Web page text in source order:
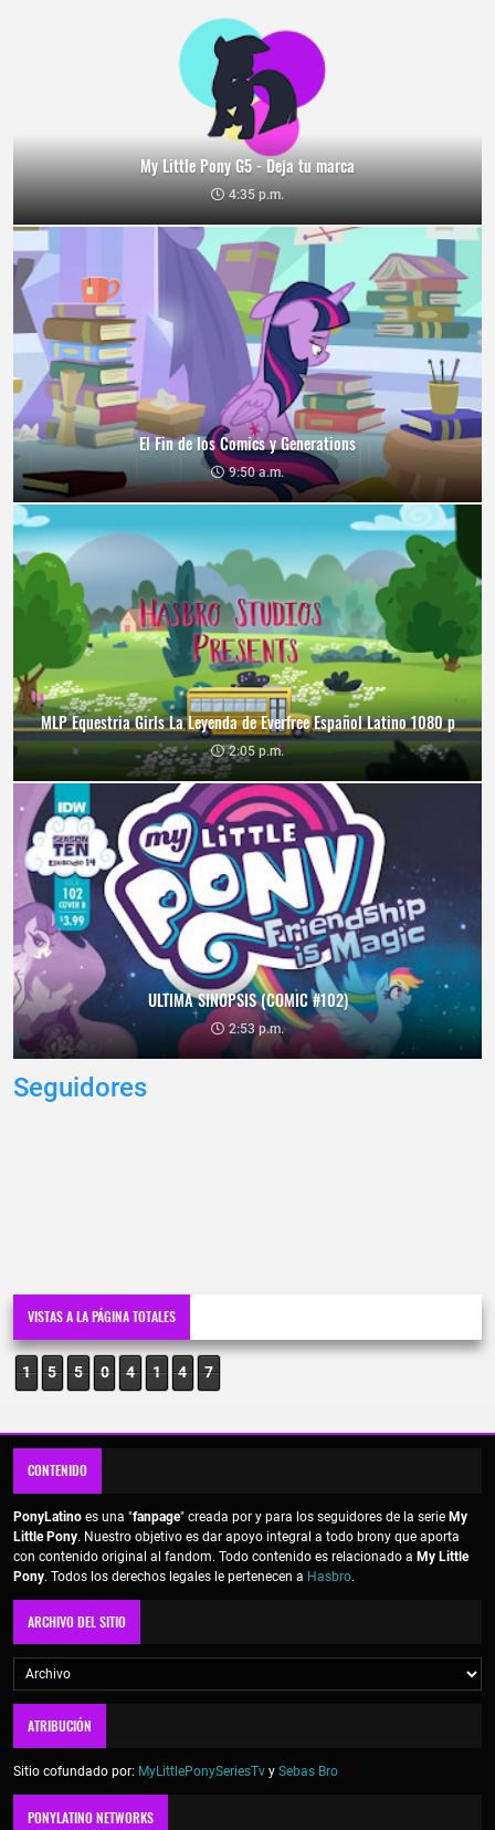
My Little Pony G5 - Deja tu marca
4:35 p.m.
El Fin de los Comics y Generations
9:50 a.m.
MLP Equestria Girls La Leyenda de Everfree Español Latino 1080 p
2:05 p.m.
ULTIMA SINOPSIS (COMIC #102)
2:53 p.m.
Seguidores
VISTAS A LA PÁGINA TOTALES
1 5 5 0 4 1 4 7
CONTENIDO
PonyLatino es una "fanpage" creada por y para los seguidores de la serie My
Little Pony. Nuestro objetivo es dar apoyo integral a todo brony que aporta
con contenido original al fandom. Todo contenido es relacionado a My Little
Pony. Todos los derechos legales le pertenecen a Hasbro.
ARCHIVO DEL SITIO
ATRIBUCIÓN
Sitio cofundado por: MyLittlePonySeriesTv y Sebas Bro
PONYLATINO NETWORKS